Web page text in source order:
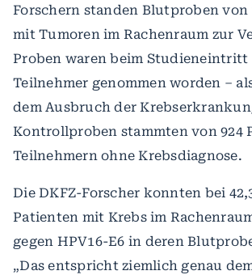
Forschern standen Blutproben von
mit Tumoren im Rachenraum zur
Proben waren beim Studieneintritt
Teilnehmer genommen worden –
dem Ausbruch der
Kontrollproben stammten von 924
Teilnehmern ohne Krebsdiagnose.
Die DKFZ-Forscher konnten bei
Patienten mit Krebs im
gegen HPV16-E6 in deren
„Das entspricht ziemlich genau